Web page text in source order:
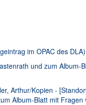
im OPAC des DLA)
und zum Album-
Arthur/Kopien -
Album-Blatt mit